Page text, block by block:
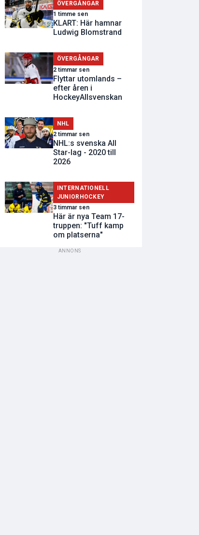
ÖVERGÅNGAR
1 timme sen
KLART: Här hamnar
Ludwig Blomstrand
ÖVERGÅNGAR
2 timmar sen
Flyttar utomlands –
efter åren i
HockeyAllsvenskan
NHL
2 timmar sen
NHL:s svenska All
Star-lag - 2020 till
2026
INTERNATIONELL
JUNIORHOCKEY
3 timmar sen
Här är nya Team 17-
truppen: "Tuff kamp
om platserna"
ANNONS